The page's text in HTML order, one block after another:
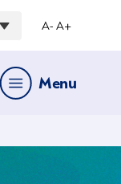
A- A+
Menu
Hoofdmenu